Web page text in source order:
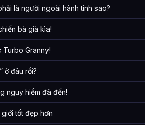
là người ngoài hành tinh sao?
bà già kìa!
Turbo Granny!
ở đâu rồi?
nguy hiểm đã đến!
tốt đẹp hơn